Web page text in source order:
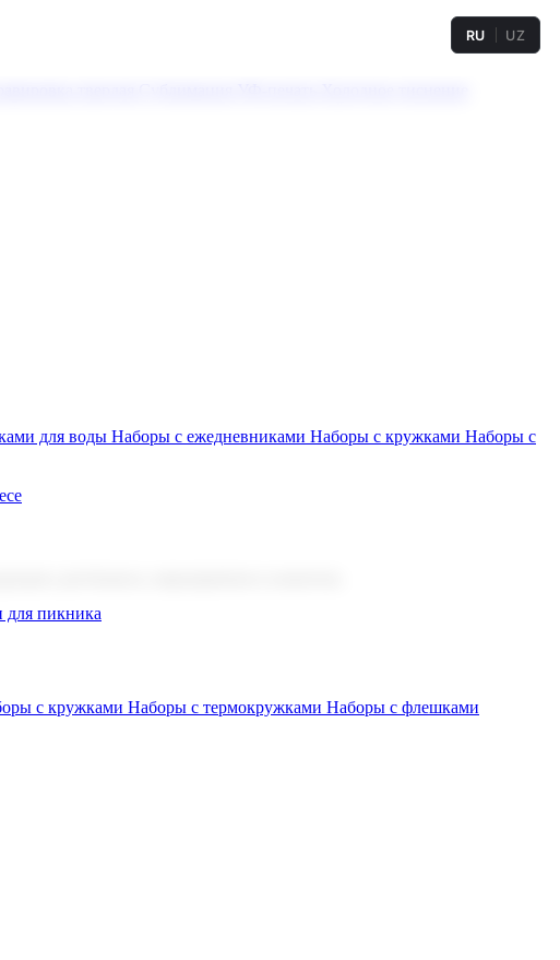
RU UZ
для воды Наборы с ежедневниками Наборы с кружками Наборы с
пикника
для бизнеса, мероприятия и клиентов.
с кружками Наборы с термокружками Наборы с флешками